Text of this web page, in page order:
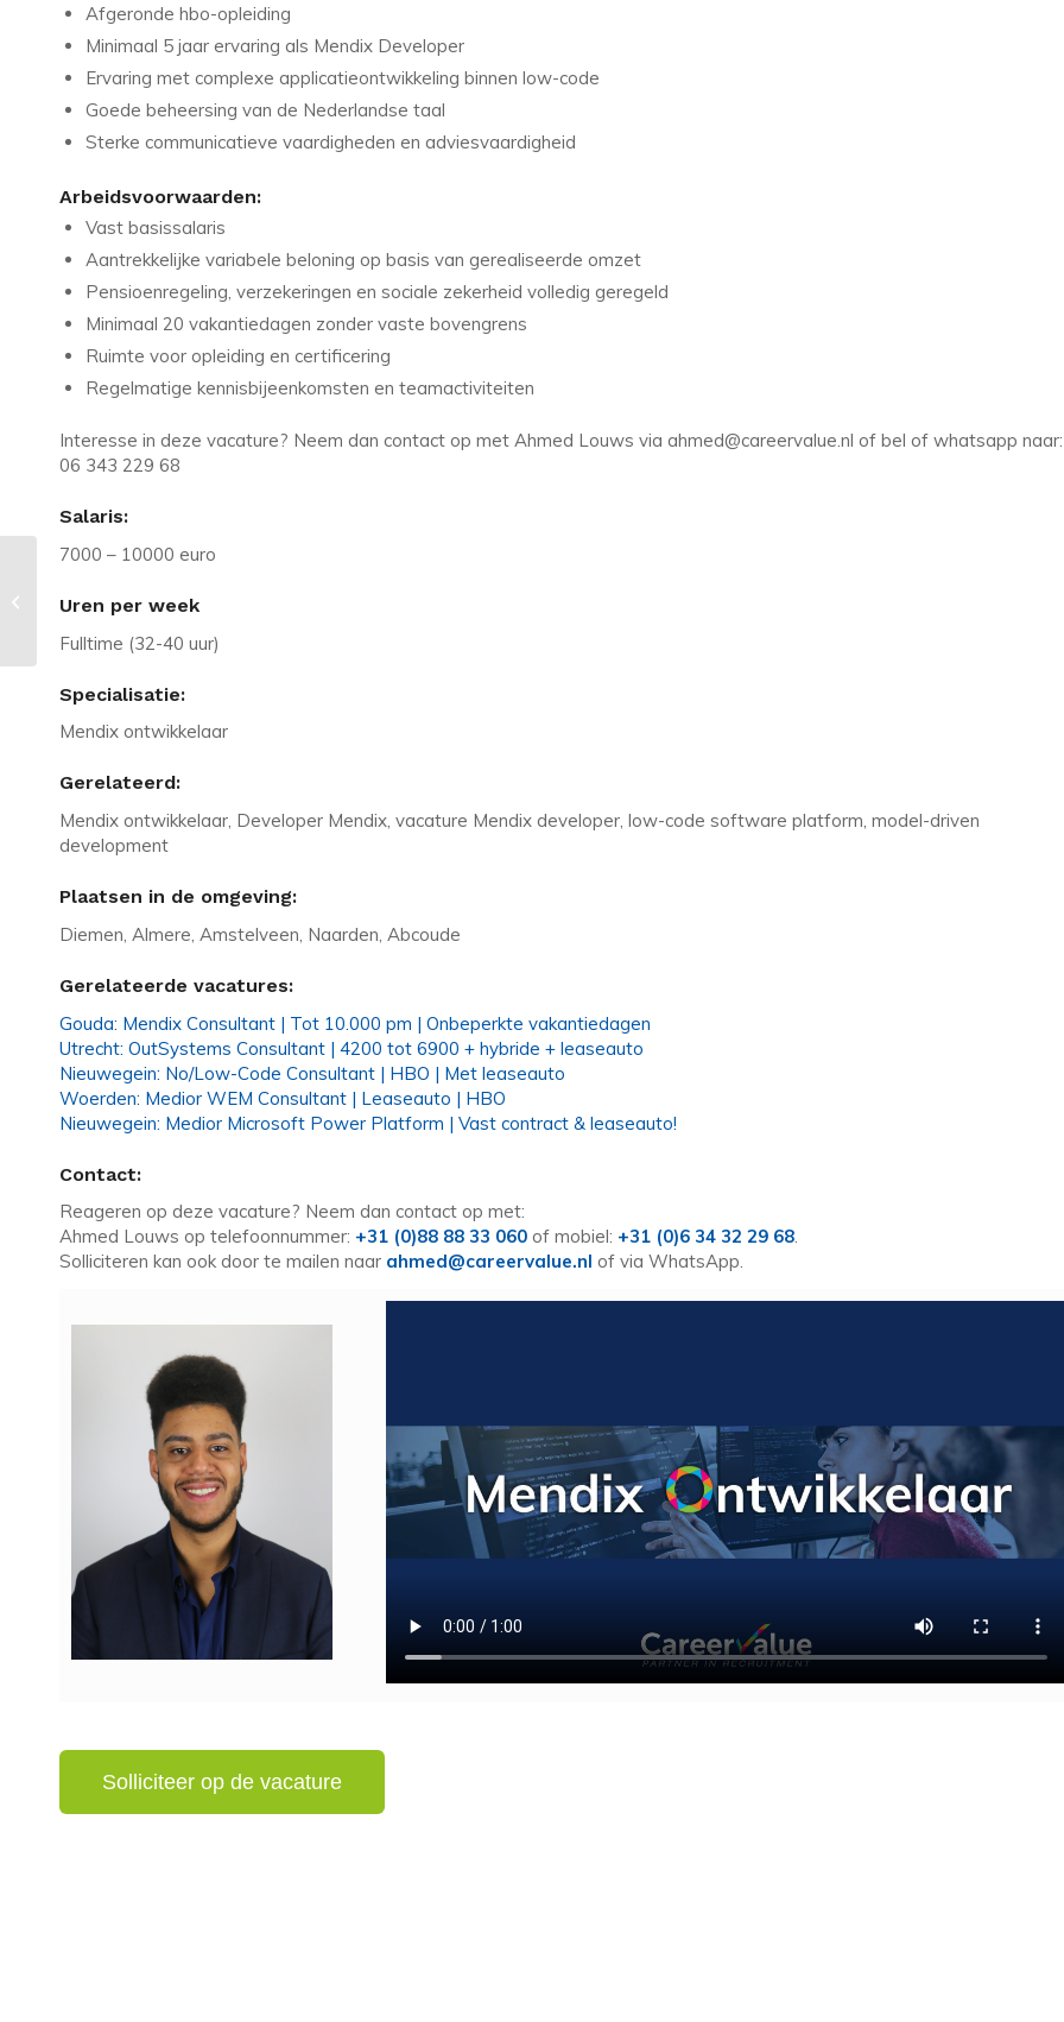
Afgeronde hbo-opleiding
Minimaal 5 jaar ervaring als Mendix Developer
Ervaring met complexe applicatieontwikkeling binnen low-code
Goede beheersing van de Nederlandse taal
Sterke communicatieve vaardigheden en adviesvaardigheid
Arbeidsvoorwaarden:
Vast basissalaris
Aantrekkelijke variabele beloning op basis van gerealiseerde omzet
Pensioenregeling, verzekeringen en sociale zekerheid volledig geregeld
Minimaal 20 vakantiedagen zonder vaste bovengrens
Ruimte voor opleiding en certificering
Regelmatige kennisbijeenkomsten en teamactiviteiten
Interesse in deze vacature? Neem dan contact op met Ahmed Louws via ahmed@careervalue.nl of bel of whatsapp naar:
06 343 229 68
Salaris:
7000 – 10000 euro
Uren per week
Fulltime (32-40 uur)
Specialisatie:
Mendix ontwikkelaar
Gerelateerd:
Mendix ontwikkelaar, Developer Mendix, vacature Mendix developer, low-code software platform, model-driven
development
Plaatsen in de omgeving:
Diemen, Almere, Amstelveen, Naarden, Abcoude
Gerelateerde vacatures:
Gouda: Mendix Consultant | Tot 10.000 pm | Onbeperkte vakantiedagen
Utrecht: OutSystems Consultant | 4200 tot 6900 + hybride + leaseauto
Nieuwegein: No/Low-Code Consultant | HBO | Met leaseauto
Woerden: Medior WEM Consultant | Leaseauto | HBO
Nieuwegein: Medior Microsoft Power Platform | Vast contract & leaseauto!
Contact:
Reageren op deze vacature? Neem dan contact op met:
Ahmed Louws op telefoonnummer: +31 (0)88 88 33 060 of mobiel: +31 (0)6 34 32 29 68.
Solliciteren kan ook door te mailen naar ahmed@careervalue.nl of via WhatsApp.
Consultant | Tot 10.000 pm |